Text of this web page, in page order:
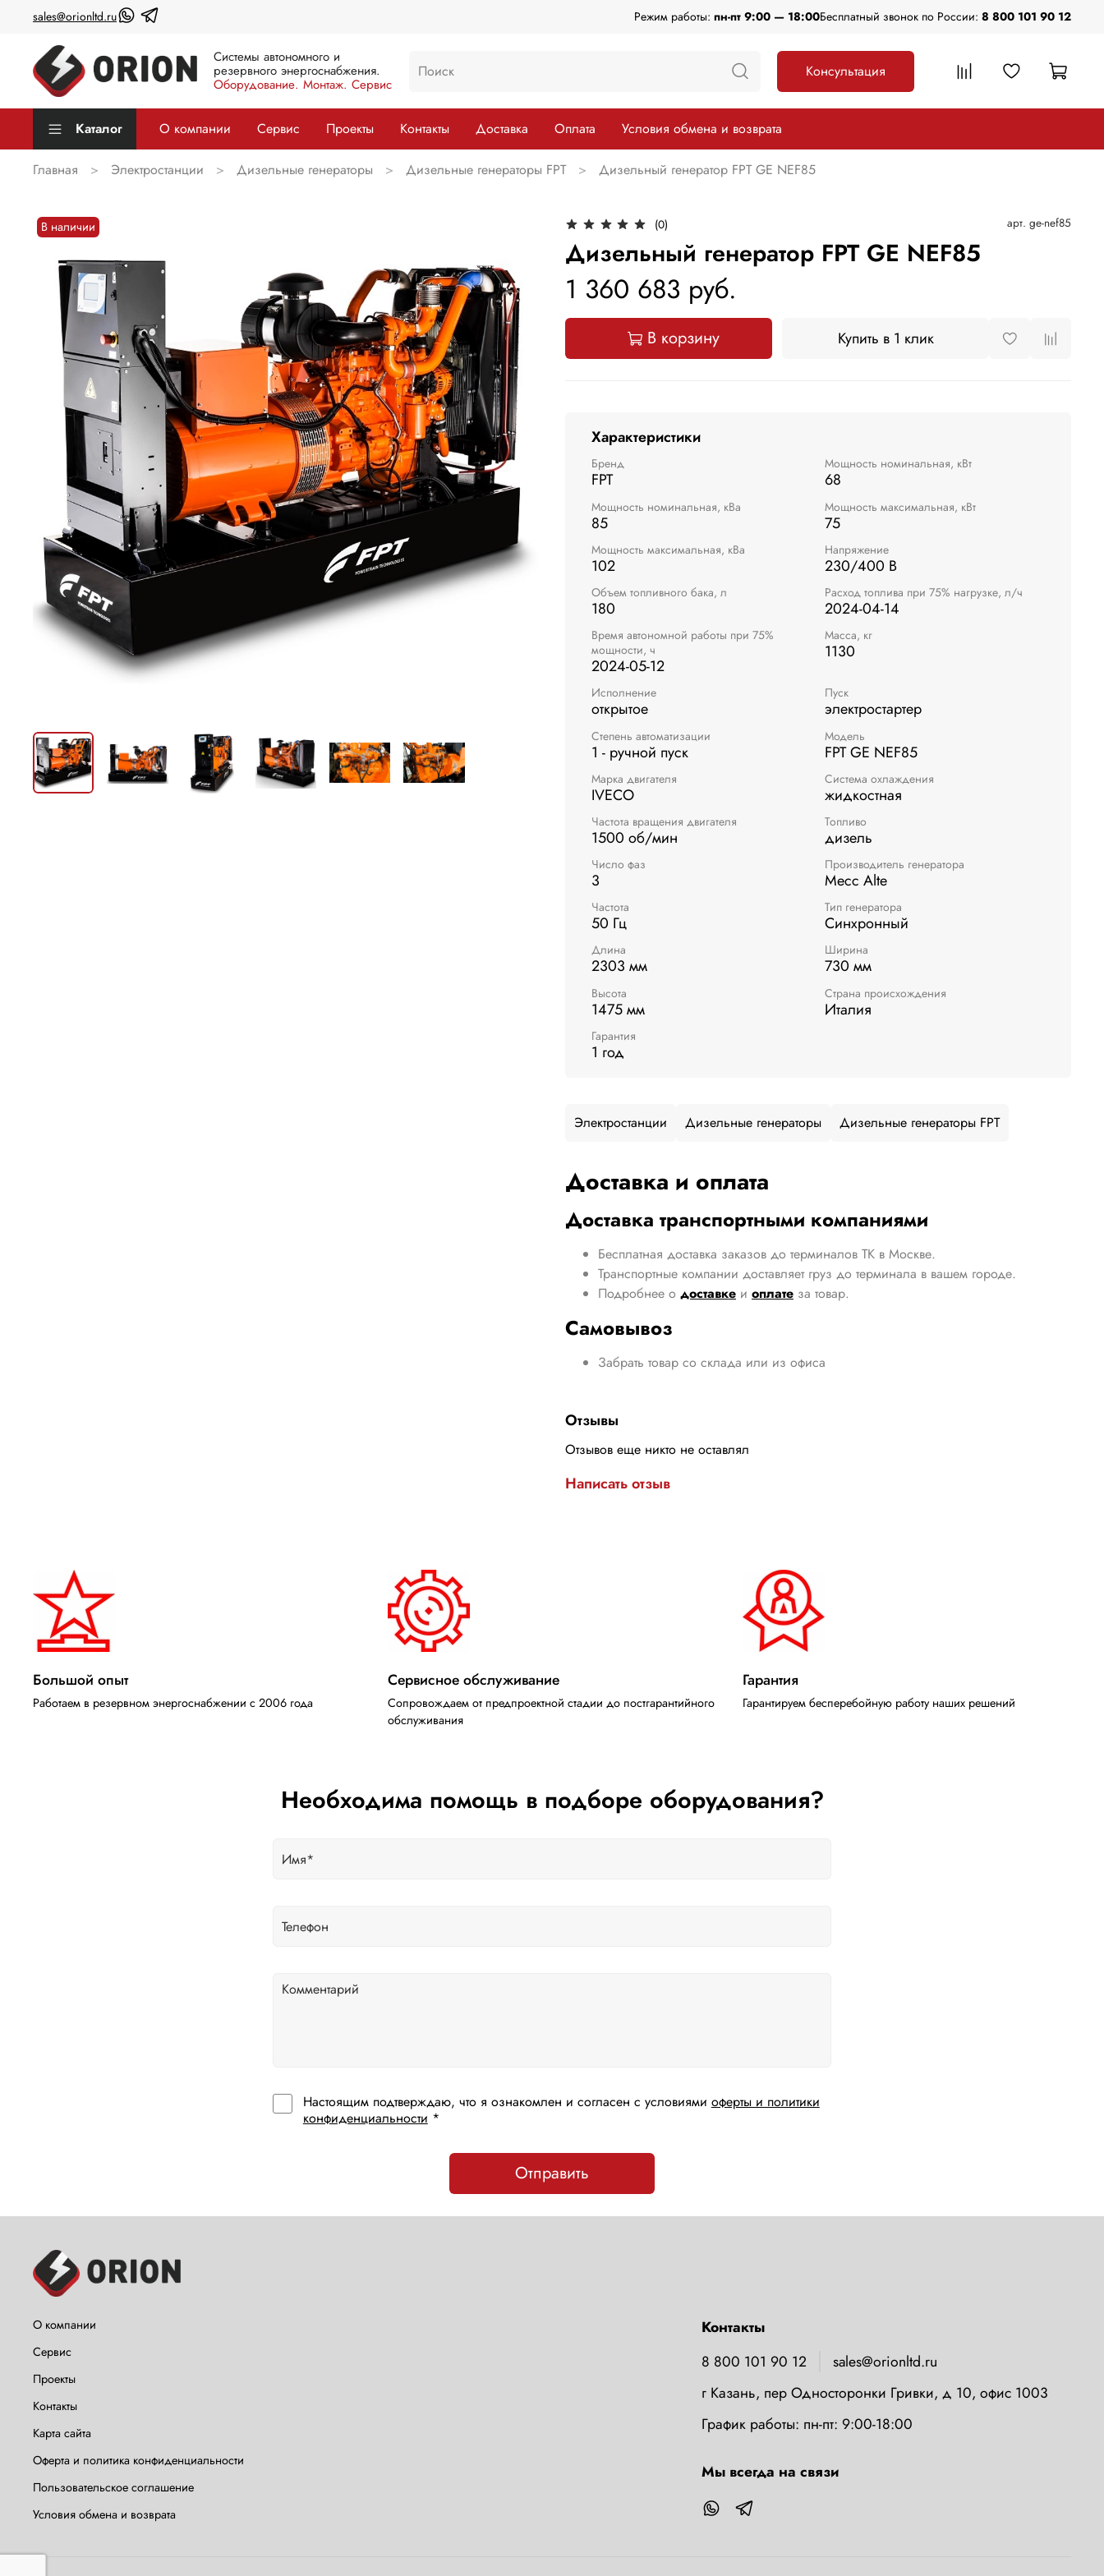
sales@orionltd.ru Режим работы: пн-пт 9:00 — 18:00Бесплатный звонок по России: 8 800 101 90 12
Системы автономного и
резервного энергоснабжения.
Оборудование. Монтаж. Сервис
Консультация
Каталог О компании Сервис Проекты Контакты Доставка Оплата Условия обмена и возврата
Главная Электростанции Дизельные генераторы Дизельные генераторы FPT Дизельный генератор FPT GE NEF85
В наличии (0) арт. ge-nef85
Дизельный генератор FPT GE NEF85
1 360 683 руб.
В корзину Купить в 1 клик
Характеристики
Бренд
FPT
Мощность номинальная, кВт
68
Мощность номинальная, кВа
85
Мощность максимальная, кВт
75
Мощность максимальная, кВа
102
Напряжение
230/400 В
Объем топливного бака, л
180
Расход топлива при 75% нагрузке, л/ч
2024-04-14
Время автономной работы при 75%
мощности, ч
2024-05-12
Масса, кг
1130
Исполнение
открытое
Пуск
электростартер
Степень автоматизации
1 - ручной пуск
Модель
FPT GE NEF85
Марка двигателя
IVECO
Система охлаждения
жидкостная
Частота вращения двигателя
1500 об/мин
Топливо
дизель
Число фаз
3
Производитель генератора
Mecc Alte
Частота
50 Гц
Тип генератора
Синхронный
Длина
2303 мм
Ширина
730 мм
Высота
1475 мм
Страна происхождения
Италия
Гарантия
1 год
Электростанции Дизельные генераторы Дизельные генераторы FPT
Доставка и оплата
Доставка транспортными компаниями
Бесплатная доставка заказов до терминалов ТК в Москве.
Транспортные компании доставляет груз до терминала в вашем городе.
Подробнее о доставке и оплате за товар.
Самовывоз
Забрать товар со склада или из офиса
Отзывы
Отзывов еще никто не оставлял
Написать отзыв
Большой опыт
Работаем в резервном энергоснабжении с 2006 года
Сервисное обслуживание
Сопровождаем от предпроектной стадии до постгарантийного
обслуживания
Гарантия
Гарантируем бесперебойную работу наших решений
Необходима помощь в подборе оборудования?
Настоящим подтверждаю, что я ознакомлен и согласен с условиями оферты и политики
конфиденциальности *
Отправить
О компании
Сервис
Проекты
Контакты
Карта сайта
Оферта и политика конфиденциальности
Пользовательское соглашение
Условия обмена и возврата
Контакты
8 800 101 90 12
sales@orionltd.ru
г Казань, пер Односторонки Гривки, д 10, офис 1003
График работы: пн-пт: 9:00-18:00
Мы всегда на связи